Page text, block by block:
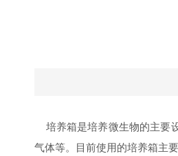
培养箱是培养微生物的主要设备
气体等。目前使用的培养箱主要